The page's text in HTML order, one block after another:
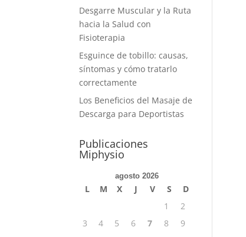
Desgarre Muscular y la Ruta
hacia la Salud con
Fisioterapia
Esguince de tobillo: causas,
síntomas y cómo tratarlo
correctamente
Los Beneficios del Masaje de
Descarga para Deportistas
Publicaciones
Miphysio
agosto 2026
L M X J V S
D
1
2
3
4 5 6 7 8
9